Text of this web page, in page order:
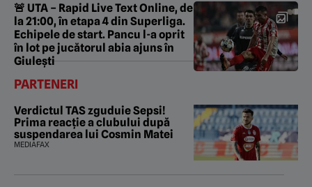
🚨 UTA – Rapid Live Text Online, de
la 21:00, în etapa 4 din Superliga.
Echipele de start. Pancu l-a oprit
în lot pe jucătorul abia ajuns în
Giulești
PARTENERI
Verdictul TAS zguduie Sepsi!
Prima reacție a clubului după
suspendarea lui Cosmin Matei
MEDIAFAX